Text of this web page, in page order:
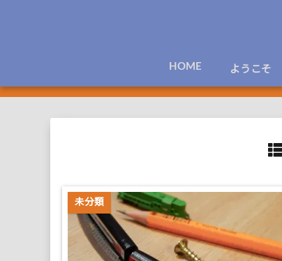
HOME ようこそ
未分類